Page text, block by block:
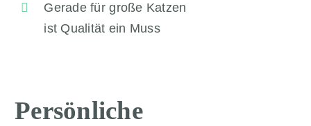
Gerade für große Katzen
ist Qualität ein Muss
Persönliche